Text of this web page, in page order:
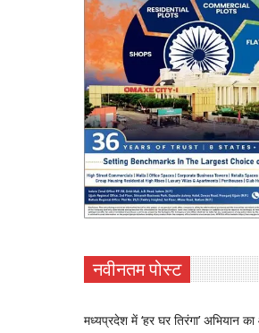
नवीनतम पोस्ट
मध्यप्रदेश में ‘हर घर तिरंगा’ अभियान